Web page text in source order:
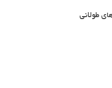
طولانی